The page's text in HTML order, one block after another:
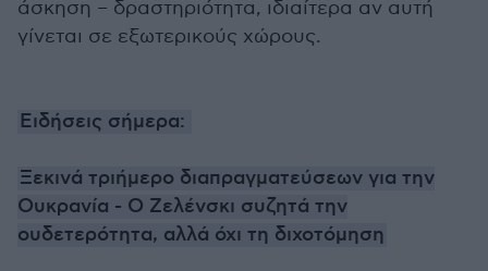
άσκηση – δραστηριότητα, ιδιαίτερα αν αυτή
γίνεται σε εξωτερικούς χώρους.
Ειδήσεις σήμερα:
Ξεκινά τριήμερο διαπραγματεύσεων για την
Ουκρανία - Ο Ζελένσκι συζητά την
ουδετερότητα, αλλά όχι τη διχοτόμηση